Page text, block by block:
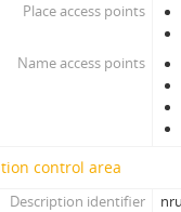
Place access points
Name access points
control area
Description identifier
nru